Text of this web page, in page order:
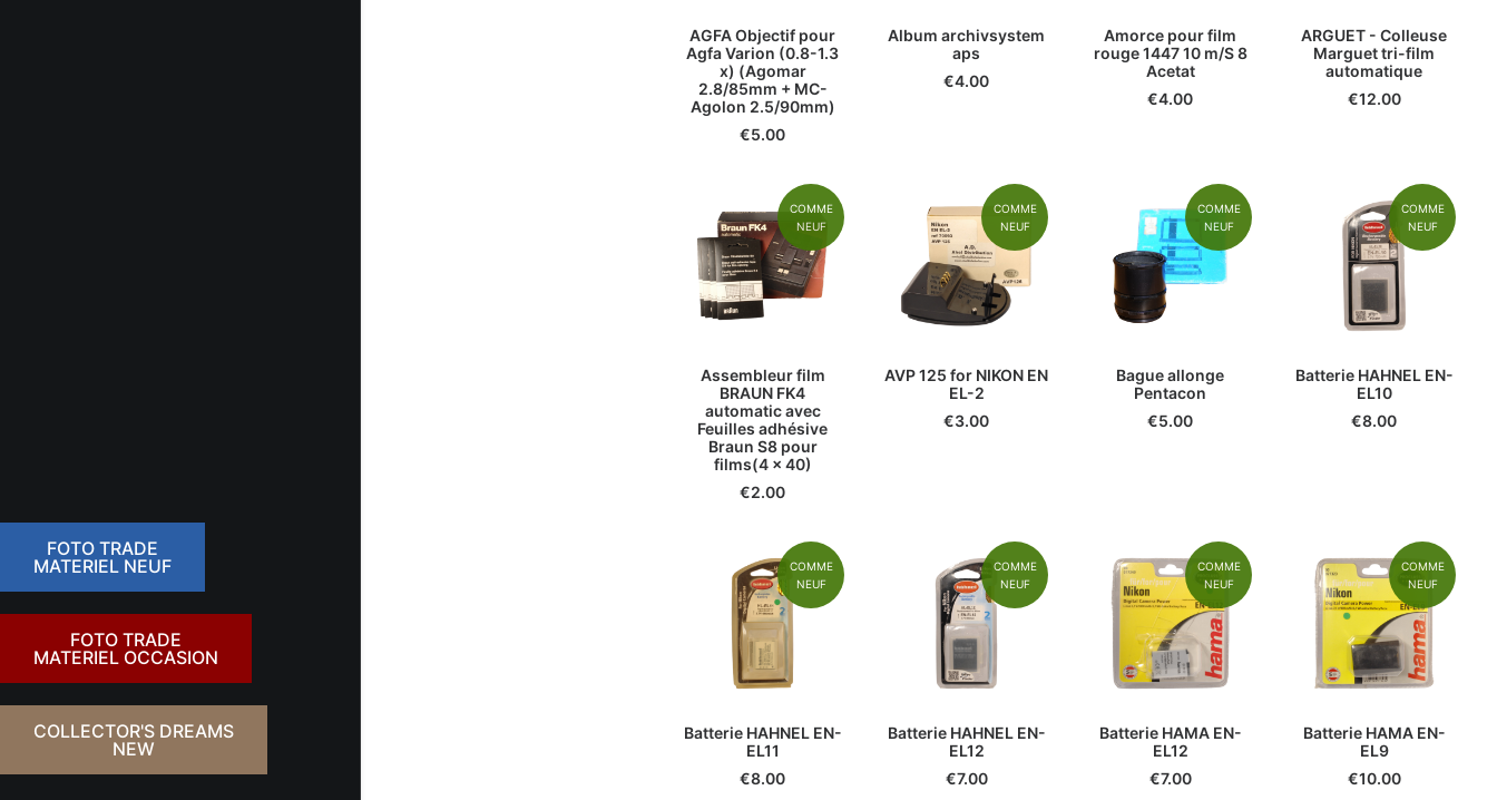
FOTO TRADE
MATERIEL NEUF
FOTO TRADE
MATERIEL OCCASION
COLLECTOR'S DREAMS
NEW
AGFA Objectif pour
Agfa Varion (0.8-1.3
x) (Agomar
2.8/85mm + MC-
Agolon 2.5/90mm)
€5.00
Album archivsystem
aps
€4.00
Amorce pour film
rouge 1447 10 m/S 8
Acetat
€4.00
ARGUET - Colleuse
Marguet tri-film
automatique
€12.00
COMME
NEUF
Assembleur film
BRAUN FK4
automatic avec
Feuilles adhésive
Braun S8 pour
films(4 x 40)
€2.00
COMME
NEUF
AVP 125 for NIKON EN
EL-2
€3.00
COMME
NEUF
Bague allonge
Pentacon
€5.00
COMME
NEUF
Batterie HAHNEL EN-
EL10
€8.00
COMME
NEUF
Batterie HAHNEL EN-
EL11
€8.00
COMME
NEUF
Batterie HAHNEL EN-
EL12
€7.00
COMME
NEUF
Batterie HAMA EN-
EL12
€7.00
COMME
NEUF
Batterie HAMA EN-
EL9
€10.00